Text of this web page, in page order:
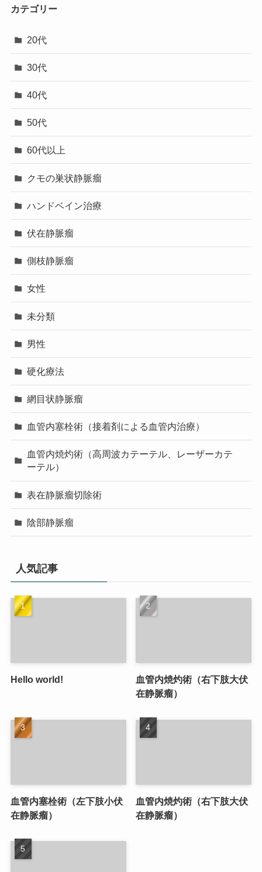
カテゴリー
20代
30代
40代
50代
60代以上
クモの巣状静脈瘤
ハンドベイン治療
伏在静脈瘤
側枝静脈瘤
女性
未分類
男性
硬化療法
網目状静脈瘤
血管内塞栓術（接着剤による血管内治療）
血管内焼灼術（高周波カテーテル、レーザーカテ
ーテル）
表在静脈瘤切除術
陰部静脈瘤
人気記事
Hello world!
血管内焼灼術（右下肢大伏
在静脈瘤）
血管内塞栓術（左下肢小伏
在静脈瘤）
血管内焼灼術（右下肢大伏
在静脈瘤）